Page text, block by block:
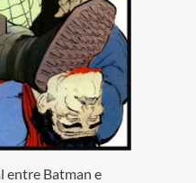
entre Batman e